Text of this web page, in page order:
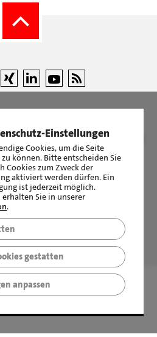
|Impressum|Sicherheit &
auf ProvenExpert.com
Einstellungen
Cookies, um die Seite
können. Bitte entscheiden Sie
Cookies zum Zweck der
aktiviert werden dürfen. Ein
ist jederzeit möglich.
Sie in unserer
.
gestatten
anpassen